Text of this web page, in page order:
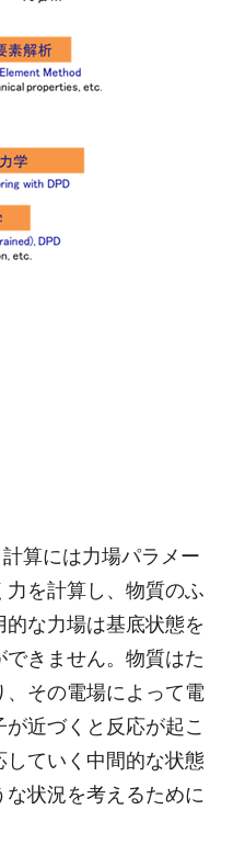
算には力場パラメー
を計算し、物質のふ
な力場は基底状態を
きません。物質はた
その電場によって電
近づくと反応が起こ
していく中間的な状態
状況を考えるために